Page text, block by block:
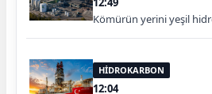
Kömürün yerini yeşil
HİDROKARBON
12:04